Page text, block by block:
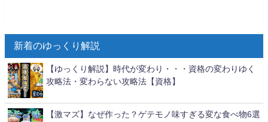
新着のゆっくり解説
【ゆっくり解説】時代が変わり・・・資格の変わりゆく
攻略法・変わらない攻略法【資格】
【激マズ】なぜ作った？ゲテモノ味すぎる変な食べ物6選